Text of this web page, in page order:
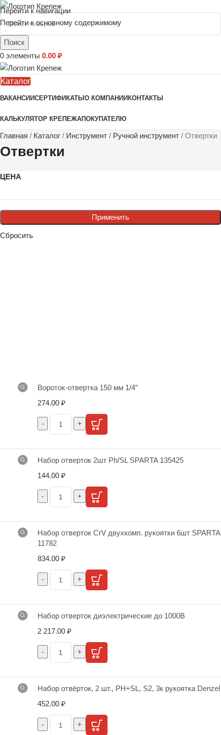
Перейти к навигации
Перейти к основному содержимому
Поиск
0 элементы 0.00 ₽
Каталог
ВАКАНСИИСЕРТИФИКАТЫ О КОМПАНИИ КОНТАКТЫ
КАЛЬКУЛЯТОР КРЕПЕЖАПОКУПАТЕЛЮ
Главная / Каталог / Инструмент / Ручной инструмент / Отвертки
Отвертки
ЦЕНА
Применить
Сбросить
Вороток-отвертка 150 мм 1/4″
274.00 ₽
Набор отверток 2шт Ph/SL SPARTA 135425
144.00 ₽
Набор отверток CrV двухкомп. рукоятки 6шт SPARTA
11782
834.00 ₽
Набор отверток диэлектрические до 1000В
2 217.00 ₽
Набор отвёрток, 2 шт., PH+SL, S2, 3к рукоятка Denzel
452.00 ₽